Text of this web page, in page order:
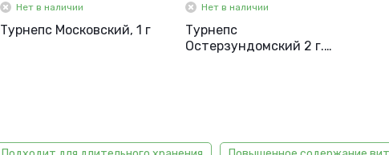
Нет в наличии
Турнепс Московский, 1 г
Нет в наличии
Турнепс
Остерзундомский 2 г.